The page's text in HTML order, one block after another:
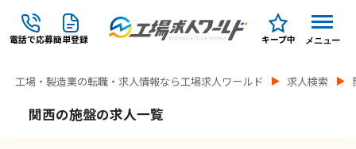
電話で応募簡単登録 キープ中 メニュー
工場・製造業の転職・求人情報なら工場求人ワールド 求人検索
関西の施盤の求人一覧